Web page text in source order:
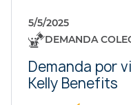
5/5/2025
DEMANDA
Demanda por
Kelly Benefits